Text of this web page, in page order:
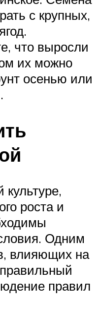
с крупных,
что выросли
их можно
осенью или
роста и
Одним
влияющих на
правил